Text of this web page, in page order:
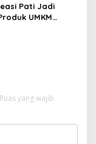
Pati Jadi
UMKM
Ruas yang wajib